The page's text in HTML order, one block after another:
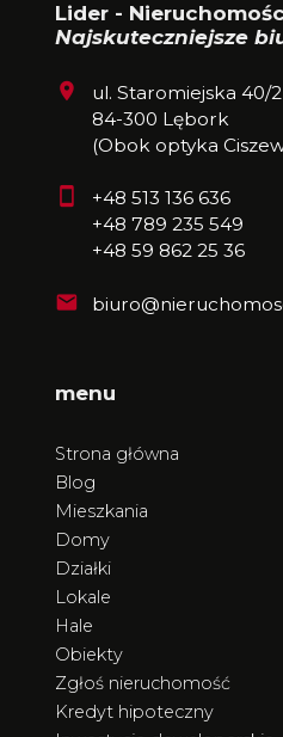
Lider -
Najskuteczniejsze
ul. Staromiejska 40/2
84-300 Lębork
(Obok optyka
+48 513 136 636
+48 789 235 549
+48 59 862 25 36
menu
Strona główna
Blog
Mieszkania
Domy
Działki
Lokale
Hale
Obiekty
Zgłoś nieruchomość
Kredyt hipoteczny